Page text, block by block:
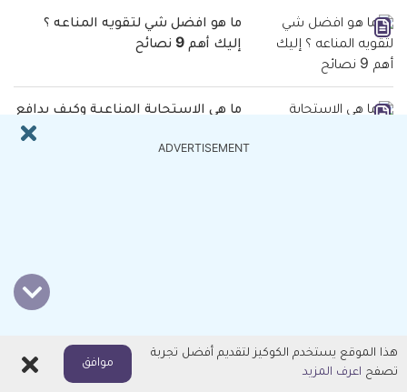
ما هو افضل شي لتقويه المناعه ؟
إليك أهم 9 نصائح
ما هي الاستجابة المناعية وكيف يدافع
تحليل CMV وطرق إجرائه المختلفة
ADVERTISEMENT
هذا الموقع يستخدم الكوكيز لتقديم أفضل تجربة
تصفح اعرف المزيد
موافق اغلاق